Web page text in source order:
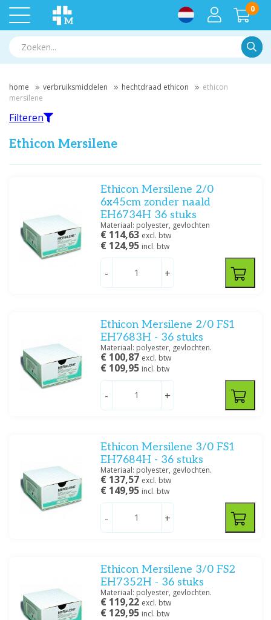
0
home verbruiksmiddelen hechtdraad ethicon
ethicon
mersilene
Filter op merk
Ethicon(7)
Draaddikte
2-0(2)
3-0(2)
(2)
Filteren
Ethicon Mersilene
Ethicon Mersilene 2/0
6x45cm zonder naald
EH6734H 36 stuks
Materiaal: polyester, gevlochten
€ 114,63 excl. btw
€ 124,95 incl. btw
- +
Ethicon Mersilene 2/0 FS1
EH7683H - 36 stuks
Materiaal: polyester, gevlochten.
€ 100,87 excl. btw
€ 109,95 incl. btw
- +
Ethicon Mersilene 3/0 FS1
EH7684H - 36 stuks
Materiaal: polyester, gevlochten.
€ 137,57 excl. btw
€ 149,95 incl. btw
- +
Ethicon Mersilene 3/0 FS2
EH7352H - 36 stuks
Materiaal: polyester, gevlochten.
€ 119,22 excl. btw
€ 129,95 incl. btw